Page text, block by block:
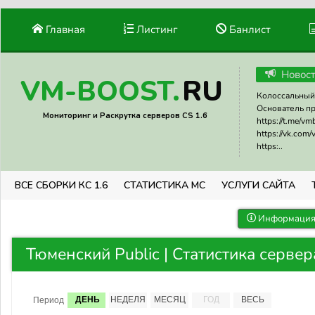
Главная Листинг Банлист
VM-BOOST.RU
Мониторинг и Раскрутка серверов CS 1.6
Основатель
https://t.me/
https://vk.com/
https:..
ВСЕ СБОРКИ КС 1.6 СТАТИСТИКА МС УСЛУГИ САЙТА
Тюменский Public | Статистика
Период ДЕНЬ НЕДЕЛЯ МЕСЯЦ ГОД ВЕСЬ